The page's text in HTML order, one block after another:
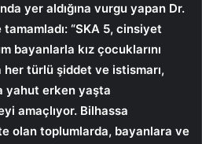
yer aldığına vurgu yapan Dr.
tamamladı: “SKA 5, cinsiyet
bayanlarla kız çocuklarını
türlü şiddet ve istismarı,
yahut erken yaşta
amaçlıyor. Bilhassa
olan toplumlarda, bayanlara ve